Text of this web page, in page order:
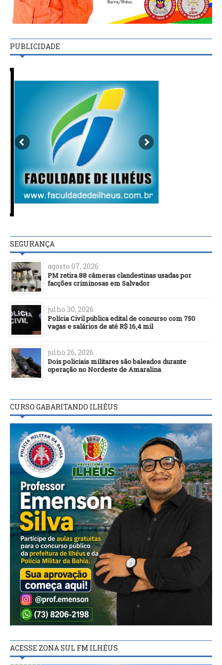
PUBLICIDADE
SEGURANÇA
agosto 07, 2026
PM retira 88 câmeras clandestinas usadas por
facções criminosas em Salvador
julho 30, 2026
Polícia Civil publica edital de concurso com 750
vagas e salários de até R$ 16,4 mil
julho 26, 2026
Dois policiais militares são baleados durante
operação no Nordeste de Amaralina
CURSO GABARITANDO ILHÉUS
ACESSE ZONA SUL FM ILHÉUS